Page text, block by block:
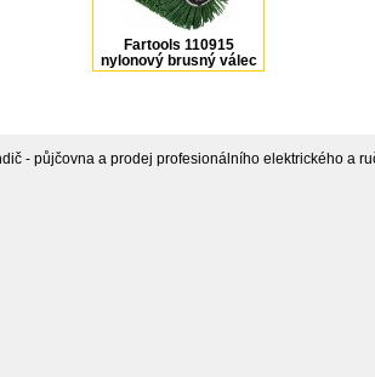
Fartools 110915
nylonový brusný válec
120 x 100 mm, drsnost
- půjčovna a prodej profesionálního elektrického a